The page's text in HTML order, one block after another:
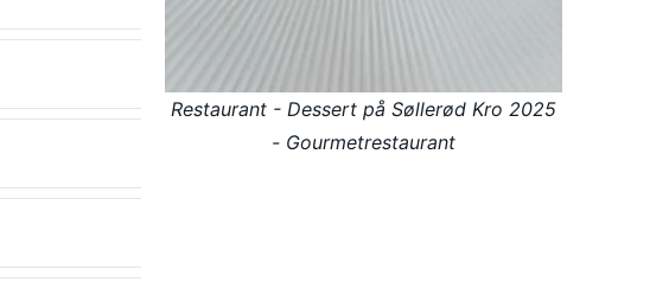
Restaurant - Dessert på Søllerød Kro 2025
- Gourmetrestaurant